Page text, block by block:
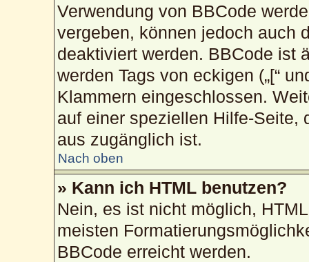
Verwendung von BBCode
vergeben, können jedoch auch
deaktiviert werden. BBCode ist
werden Tags von eckigen („[“
Klammern eingeschlossen.
auf einer speziellen Hilfe-Seite,
aus zugänglich ist.
Nach oben
» Kann ich HTML benutzen?
Nein, es ist nicht möglich,
meisten
BBCode erreicht werden.